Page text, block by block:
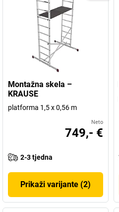
Montažna skela –
KRAUSE
platforma 1,5 x 0,56 m
Neto
749,- €
2-3 tjedna
Prikaži varijante (2)